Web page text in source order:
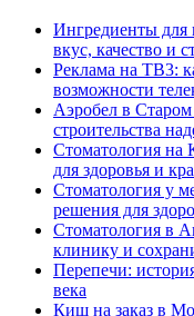
Ингредиенты для
вкус, качество и
Реклама на ТВ3:
возможности
Аэробел в
строительства
Стоматология на
для здоровья и
Стоматология у
решения для
Стоматология в
клинику и
Перепечи:
века
Киш на заказ в